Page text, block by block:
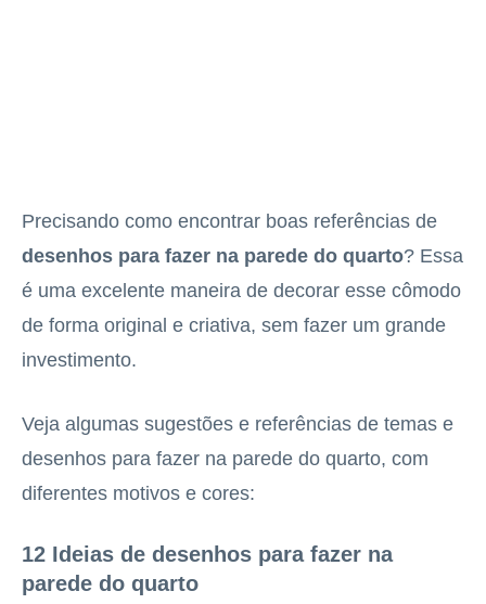
Precisando como encontrar boas referências de
desenhos para fazer na parede do quarto? Essa
é uma excelente maneira de decorar esse cômodo
de forma original e criativa, sem fazer um grande
investimento.
Veja algumas sugestões e referências de temas e
desenhos para fazer na parede do quarto, com
diferentes motivos e cores:
12 Ideias de desenhos para fazer na
parede do quarto